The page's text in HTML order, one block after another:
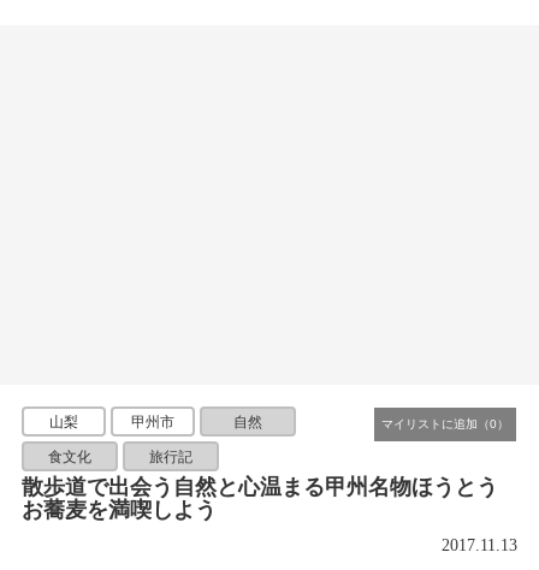
山梨 甲州市 自然
食文化 旅行記
散歩道で出会う自然と心温まる甲州名物ほうとう
お蕎麦を満喫しよう
2017.11.13